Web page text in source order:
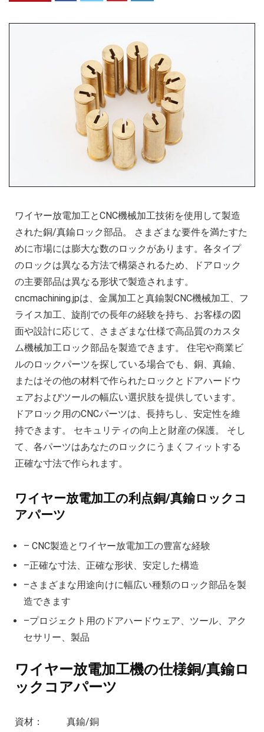
ワイヤー放電加工とCNC機械加工技術を使用して製造
された銅/真鍮ロック部品。 さまざまな要件を満たすた
めに市場には膨大な数のロックがあります。各タイプ
のロックは異なる方法で構築されるため、ドアロック
の主要部品は異なる形状で製造されます。
cncmachining.jpは、金属加工と真鍮製CNC機械加工、フ
ライス加工、旋削での長年の経験を持ち、お客様の図
面や設計に応じて、さまざまな仕様で高品質のカスタ
ム機械加工ロック部品を製造できます。 住宅や商業ビ
ルのロックパーツを探している場合でも、銅、真鍮、
またはその他の材料で作られたロックとドアハードウ
ェアおよびツールの幅広い選択肢を提供しています。
ドアロック用のCNCパーツは、長持ちし、安定性を維
持できます。 セキュリティの向上と財産の保護。 そし
て、各パーツはあなたのロックにうまくフィットする
正確な寸法で作られます。
ワイヤー放電加工の利点銅/真鍮ロックコ
アパーツ
– CNC製造とワイヤー放電加工の豊富な経験
–正確な寸法、正確な形状、安定した構造
–さまざまな用途向けに幅広い種類のロック部品を製
造できます
–プロジェクト用のドアハードウェア、ツール、アク
セサリー、製品
ワイヤー放電加工機の仕様銅/真鍮ロ
ックコアパーツ
資材：
真鍮/銅